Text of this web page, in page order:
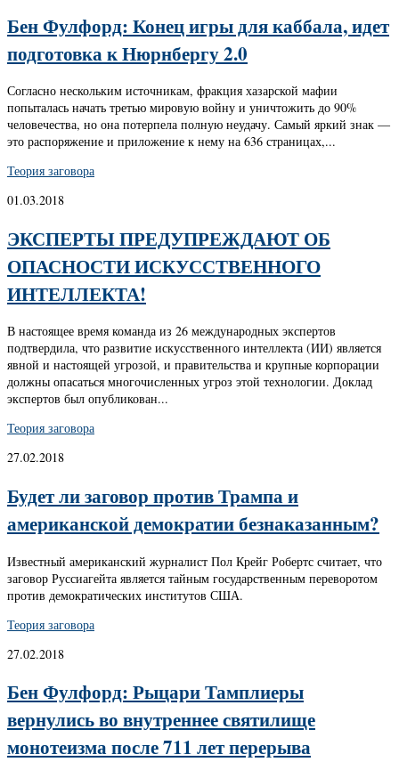
Бен Фулфорд: Конец игры для каббала, идет
подготовка к Нюрнбергу 2.0
Согласно нескольким источникам, фракция хазарской мафии
попыталась начать третью мировую войну и уничтожить до 90%
человечества, но она потерпела полную неудачу. Самый яркий знак —
это распоряжение и приложение к нему на 636 страницах,...
Теория заговора
01.03.2018
ЭКСПЕРТЫ ПРЕДУПРЕЖДАЮТ ОБ
ОПАСНОСТИ ИСКУССТВЕННОГО
ИНТЕЛЛЕКТА!
В настоящее время команда из 26 международных экспертов
подтвердила, что развитие искусственного интеллекта (ИИ) является
явной и настоящей угрозой, и правительства и крупные корпорации
должны опасаться многочисленных угроз этой технологии. Доклад
экспертов был опубликован...
Теория заговора
27.02.2018
Будет ли заговор против Трампа и
американской демократии безнаказанным?
Известный американский журналист Пол Крейг Робертс считает, что
заговор Руссиагейта является тайным государственным переворотом
против демократических институтов США.
Теория заговора
27.02.2018
Бен Фулфорд: Рыцари Тамплиеры
вернулись во внутреннее святилище
монотеизма после 711 лет перерыва